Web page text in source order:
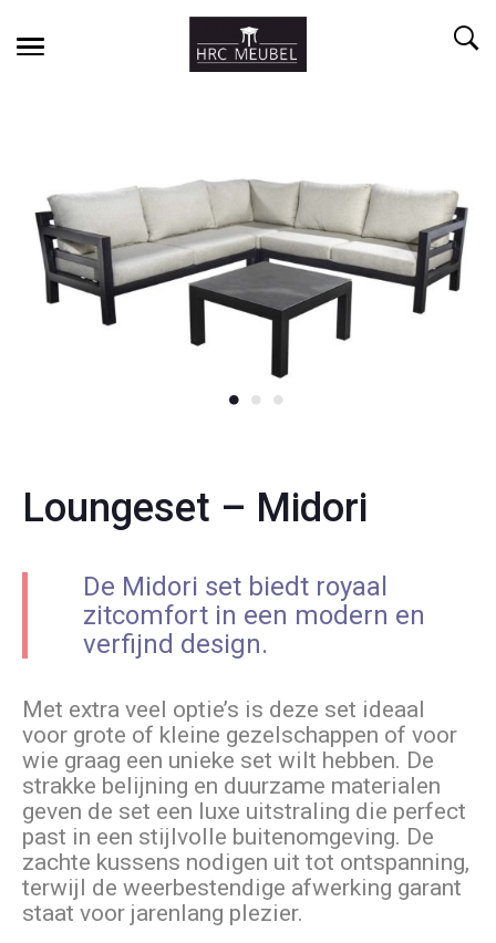
Loungeset – Midori
De Midori set biedt royaal
zitcomfort in een modern en
verfijnd design.
Met extra veel optie’s is deze set ideaal
voor grote of kleine gezelschappen of voor
wie graag een unieke set wilt hebben. De
strakke belijning en duurzame materialen
geven de set een luxe uitstraling die perfect
past in een stijlvolle buitenomgeving. De
zachte kussens nodigen uit tot ontspanning,
terwijl de weerbestendige afwerking garant
staat voor jarenlang plezier.